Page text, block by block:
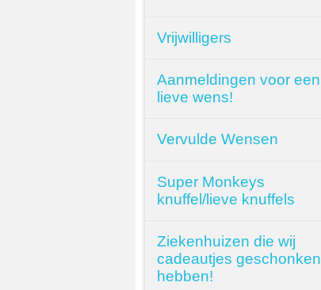
Vrijwilligers
Aanmeldingen voor een
lieve wens!
Vervulde Wensen
Super Monkeys
knuffel/lieve knuffels
Ziekenhuizen die wij
cadeautjes geschonken
hebben!